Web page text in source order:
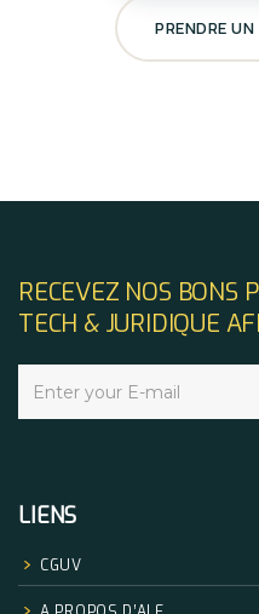
PRENDRE
RECEVEZ NOS BONS
TECH & JURIDIQUE
LIENS
CGUV